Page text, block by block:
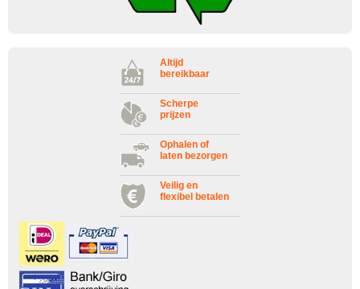
Altijd
bereikbaar
Scherpe
prijzen
Ophalen of
laten bezorgen
Veilig en
flexibel betalen